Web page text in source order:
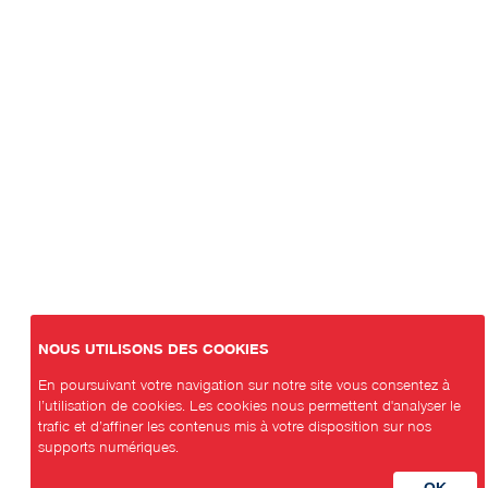
NOUS UTILISONS DES COOKIES
En poursuivant votre navigation sur notre site vous consentez à
l’utilisation de cookies. Les cookies nous permettent d'analyser le
trafic et d’affiner les contenus mis à votre disposition sur nos
supports numériques.